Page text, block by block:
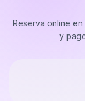
Reserva online en
y